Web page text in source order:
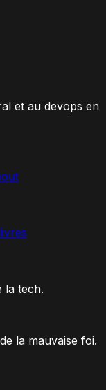
et au devops en
la tech.
la mauvaise foi.